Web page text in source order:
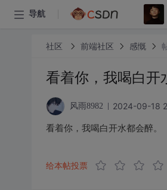
导航
社区 前端社区 感慨
看着你，我喝白开
风雨8982 2024-09-18
看着你，我喝白开水都会醉。
给本帖投票